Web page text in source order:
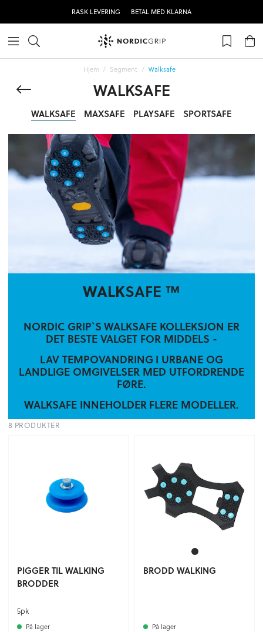
RASK LEVERING BETAL MED KLARNA
Hjem Segment Walksafe
WALKSAFE
WALKSAFE MAXSAFE PLAYSAFE SPORTSAFE
WALKSAFE ™
NORDIC GRIP`S WALKSAFE KOLLEKSJON ER
DET BESTE VALGET FOR MIDDELS -
LAV TEMPOVANDRING I URBANE OG
LANDLIGE OMGIVELSER MED UTFORDRENDE
FØRE.
WALKSAFE INNEHOLDER FLERE MODELLER.
8 PRODUKTER
PIGGER TIL WALKING
BRODDER
5pk
På lager
BRODD WALKING
På lager